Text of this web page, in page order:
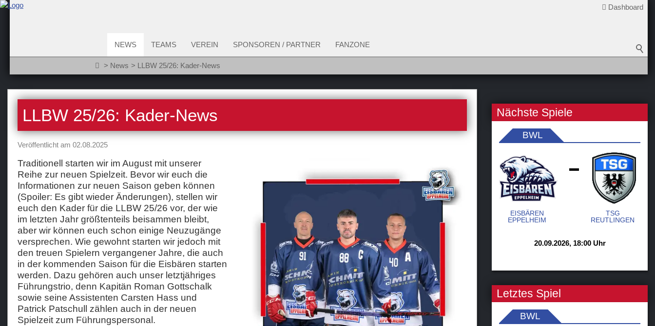
Dashboard
NEWS TEAMS VEREIN SPONSOREN / PARTNER FANZONE
News LLBW 25/26: Kader-News
LLBW 25/26: Kader-News
Veröffentlicht am 02.08.2025
Traditionell starten wir im August mit unserer
Reihe zur neuen Spielzeit. Bevor wir euch die
Informationen zur neuen Saison geben können
(Spoiler: Es gibt wieder Änderungen), stellen wir
euch den Kader für die LLBW 25/26 vor, der wie
im letzten Jahr größtenteils beisammen bleibt,
aber wir können euch schon einige Neuzugänge
versprechen. Wie gewohnt starten wir jedoch mit
den treuen Spielern vergangener Jahre, die auch
in der kommenden Saison für die Eisbären starten
werden. Dazu gehören auch unser letztjähriges
Führungstrio, denn Kapitän Roman Gottschalk
sowie seine Assistenten Carsten Hass und
Patrick Patschull zählen auch in der neuen
Spielzeit zum Führungspersonal.
Nächste Spiele
BWL
EISBÄREN
EPPELHEIM
-
TSG
REUTLINGEN
20.09.2026, 18:00 Uhr
Letztes Spiel
BWL